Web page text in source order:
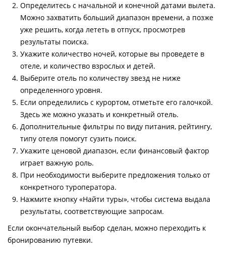
Определитесь с начальной и конечной датами вылета.
Можно захватить больший диапазон времени, а позже
уже решить, когда лететь в отпуск, просмотрев
результаты поиска.
Укажите количество ночей, которые вы проведете в
отеле, и количество взрослых и детей.
Выберите отель по количеству звезд не ниже
определенного уровня.
Если определились с курортом, отметьте его галочкой.
Здесь же можно указать и конкретный отель.
Дополнительные фильтры по виду питания, рейтингу,
типу отеля помогут сузить поиск.
Укажите ценовой диапазон, если финансовый фактор
играет важную роль.
При необходимости выберите предложения только от
конкретного туроператора.
Нажмите кнопку «Найти туры», чтобы система выдала
результаты, соответствующие запросам.
Если окончательный выбор сделан, можно переходить к
бронированию путевки.